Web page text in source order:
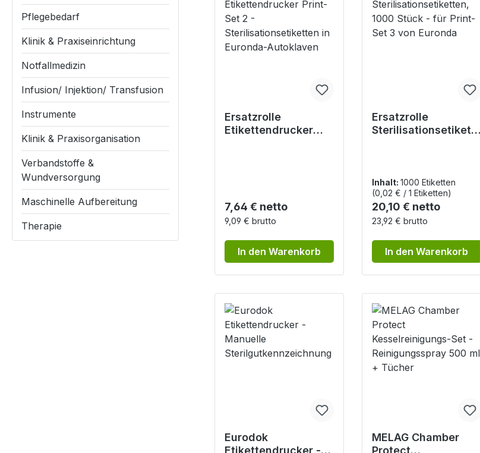
Pflegebedarf
Klinik & Praxiseinrichtung
Notfallmedizin
Infusion/ Injektion/ Transfusion
Instrumente
Klinik & Praxisorganisation
Verbandstoffe &
Wundversorgung
Maschinelle Aufbereitung
Therapie
Ersatzrolle
Etikettendrucker
Regulärer Preis:
7,64 € netto
9,09 € brutto
In den Warenkorb
Ersatzrolle
Sterilisationsetikett
Inhalt:1000 Etiketten
(0,02 € / 1 Etiketten)
Regulärer Preis:
20,10 € netto
23,92 € brutto
In den Warenkorb
Eurodok
MELAG Chamber